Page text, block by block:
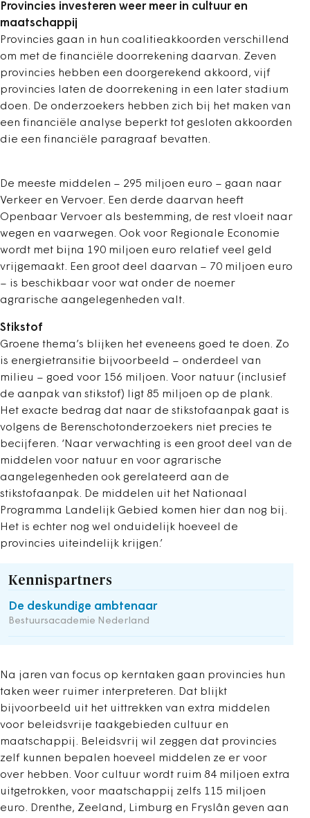
Provincies investeren weer meer in cultuur en
maatschappij
Provincies gaan in hun coalitieakkoorden verschillend
om met de financiële doorrekening daarvan. Zeven
provincies hebben een doorgerekend akkoord, vijf
provincies laten de doorrekening in een later stadium
doen. De onderzoekers hebben zich bij het maken van
een financiële analyse beperkt tot gesloten akkoorden
die een financiële paragraaf bevatten.
De meeste middelen – 295 miljoen euro – gaan naar
Verkeer en Vervoer. Een derde daarvan heeft
Openbaar Vervoer als bestemming, de rest vloeit naar
wegen en vaarwegen. Ook voor Regionale Economie
wordt met bijna 190 miljoen euro relatief veel geld
vrijgemaakt. Een groot deel daarvan – 70 miljoen euro
– is beschikbaar voor wat onder de noemer
agrarische aangelegenheden valt.
Stikstof
Groene thema’s blijken het eveneens goed te doen. Zo
is energietransitie bijvoorbeeld – onderdeel van
milieu – goed voor 156 miljoen. Voor natuur (inclusief
de aanpak van stikstof) ligt 85 miljoen op de plank.
Het exacte bedrag dat naar de stikstofaanpak gaat is
volgens de Berenschotonderzoekers niet precies te
becijferen. ‘Naar verwachting is een groot deel van de
middelen voor natuur en voor agrarische
aangelegenheden ook gerelateerd aan de
stikstofaanpak. De middelen uit het Nationaal
Programma Landelijk Gebied komen hier dan nog bij.
Het is echter nog wel onduidelijk hoeveel de
provincies uiteindelijk krijgen.’
Kennispartners
De deskundige ambtenaar
Bestuursacademie Nederland
Na jaren van focus op kerntaken gaan provincies hun
taken weer ruimer interpreteren. Dat blijkt
bijvoorbeeld uit het uittrekken van extra middelen
voor beleidsvrije taakgebieden cultuur en
maatschappij. Beleidsvrij wil zeggen dat provincies
zelf kunnen bepalen hoeveel middelen ze er voor
over hebben. Voor cultuur wordt ruim 84 miljoen extra
uitgetrokken, voor maatschappij zelfs 115 miljoen
euro. Drenthe, Zeeland, Limburg en Fryslân geven aan